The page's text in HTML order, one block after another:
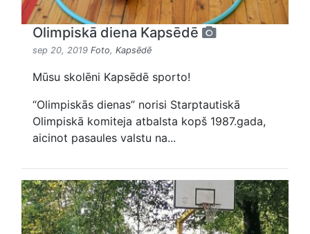
Olimpiskā diena Kapsēdē
sep 20, 2019 Foto, Kapsēdē
Mūsu skolēni Kapsēdē sporto!
“Olimpiskās dienas” norisi Starptautiskā
Olimpiskā komiteja atbalsta kopš 1987.gada,
aicinot pasaules valstu na...